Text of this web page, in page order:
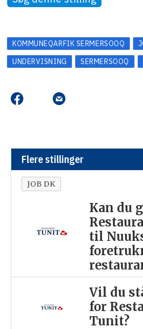
KOMMUNEQARFIK SERMERSOOQ
UNDERVISNING
SERMERSOOQ
Flere stillinger
JOB DK
Kan du
til
Vil du
for
Tunit?